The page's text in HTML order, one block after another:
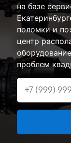
на базе
поломки и
центр
проблем